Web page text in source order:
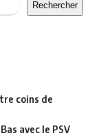
Rechercher
coins de
avec le PSV